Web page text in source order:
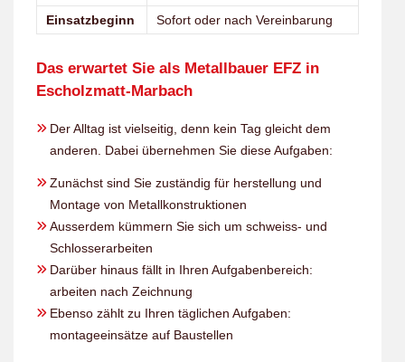
Einsatzbeginn
Sofort oder nach Vereinbarung
Das erwartet Sie als Metallbauer EFZ in
Escholzmatt-Marbach
Der Alltag ist vielseitig, denn kein Tag gleicht dem
anderen. Dabei übernehmen Sie diese Aufgaben:
Zunächst sind Sie zuständig für herstellung und
Montage von Metallkonstruktionen
Ausserdem kümmern Sie sich um schweiss- und
Schlosserarbeiten
Darüber hinaus fällt in Ihren Aufgabenbereich:
arbeiten nach Zeichnung
Ebenso zählt zu Ihren täglichen Aufgaben:
montageeinsätze auf Baustellen